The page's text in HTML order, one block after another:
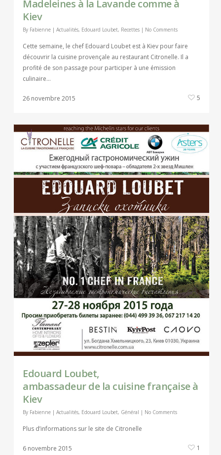
Madeleines à la Lavande comme à
Kiev
By Fabienne | Actualités, Edouard Loubet, Recettes | No Comments
Cette semaine, le chef Edouard Loubet est à Kiev pour faire
découvrir la cuisine provençale au restaurant Citronelle. Il a
profité de son passage pour participer à une émission
culinaire…
26 novembre 2015 5
Edouard Loubet,
ambassadeur de la cuisine française à
Kiev
By Fabienne | Actualités, Edouard Loubet, Général | No Comments
Plus d’informations sur le site de Citronelle
6 novembre 2015 1